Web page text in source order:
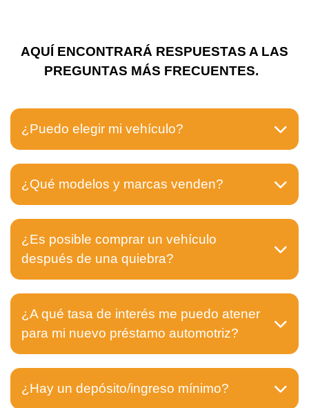
AQUÍ ENCONTRARÁ RESPUESTAS A LAS
PREGUNTAS MÁS FRECUENTES.
¿Puedo elegir mi vehículo?
¿Qué modelos y marcas venden?
¿Es posible comprar un vehículo
después de una quiebra?
¿A qué tasa de interés me puedo atener
para mi nuevo préstamo automotriz?
¿Hay un depósito/ingreso mínimo?